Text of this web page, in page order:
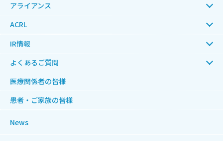
アライアンス
ACRL
IR情報
よくあるご質問
医療関係者の皆様
患者・ご家族の皆様
News